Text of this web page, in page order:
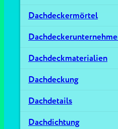
Dachdeckermörtel
Dachdeckmaterialien
Dachdeckung
Dachdetails
Dachdichtung